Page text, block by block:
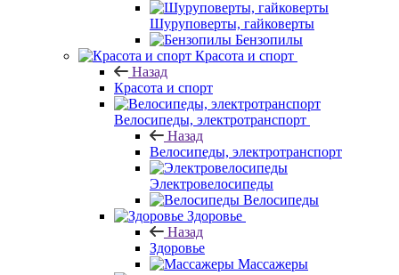
Шуруповерты, гайковерты
Бензопилы
Красота и спорт
Назад
Красота и спорт
Велосипеды, электротранспорт
Назад
Велосипеды, электротранспорт
Электровелосипеды
Велосипеды
Здоровье
Назад
Здоровье
Массажеры